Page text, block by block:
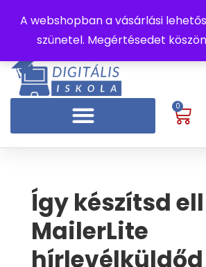
A webshopban a vásárlási
szünetel. Megértésedet
0
Így készítsd
MailerLite
hírlevélküldőd